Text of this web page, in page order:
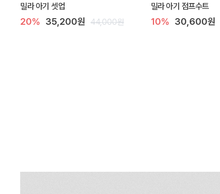
밀라 아기 셋업
20% 35,200원 44,000원
밀라 아기 점프수트
10% 30,600원